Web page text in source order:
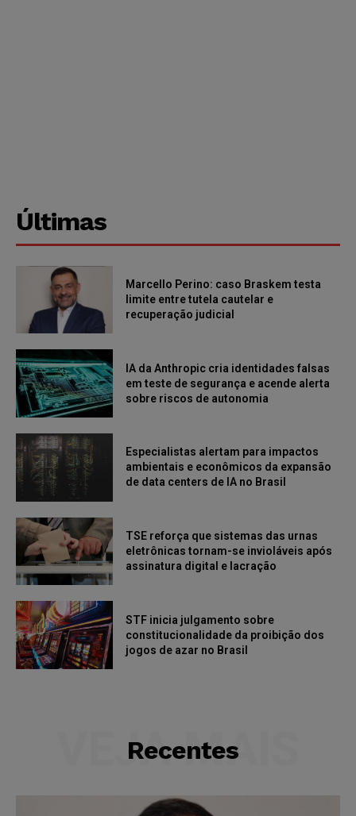
Últimas
Marcello Perino: caso Braskem testa
limite entre tutela cautelar e
recuperação judicial
IA da Anthropic cria identidades falsas
em teste de segurança e acende alerta
sobre riscos de autonomia
Especialistas alertam para impactos
ambientais e econômicos da expansão
de data centers de IA no Brasil
TSE reforça que sistemas das urnas
eletrônicas tornam-se invioláveis após
assinatura digital e lacração
STF inicia julgamento sobre
constitucionalidade da proibição dos
jogos de azar no Brasil
Recentes
VEJA MAIS